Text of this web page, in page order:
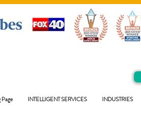
Page INTELLIGENT SERVICES INDUSTRIES